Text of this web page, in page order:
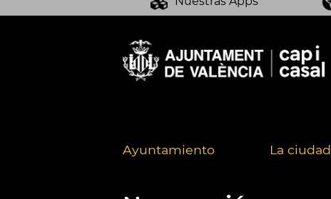
Ayuntamiento La ciudad